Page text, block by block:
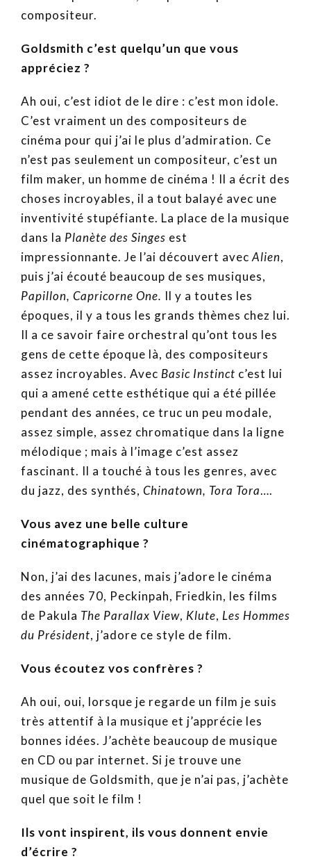
compositeur.
Goldsmith c’est quelqu’un que vous
appréciez ?
Ah oui, c’est idiot de le dire : c’est mon idole.
C’est vraiment un des compositeurs de
cinéma pour qui j’ai le plus d’admiration. Ce
n’est pas seulement un compositeur, c’est un
film maker, un homme de cinéma ! Il a écrit des
choses incroyables, il a tout balayé avec une
inventivité stupéfiante. La place de la musique
dans la Planète des Singes est
impressionnante. Je l’ai découvert avecAlien,
puis j’ai écouté beaucoup de ses musiques,
Papillon, Capricorne One. Il y a toutes les
époques, il y a tous les grands thèmes chez lui.
Il a ce savoir faire orchestral qu’ont tous les
gens de cette époque là, des compositeurs
assez incroyables. Avec Basic Instinct c’est lui
qui a amené cette esthétique qui a été pillée
pendant des années, ce truc un peu modale,
assez simple, assez chromatique dans la ligne
mélodique ; mais à l’image c’est assez
fascinant. Il a touché à tous les genres, avec
du jazz, des synthés, Chinatown, Tora Tora….
Vous avez une belle culture
cinématographique ?
Non, j’ai des lacunes, mais j’adore le cinéma
des années 70, Peckinpah, Friedkin, les films
de Pakula The Parallax View, Klute, Les Hommes
du Président, j’adore ce style de film.
Vous écoutez vos confrères ?
Ah oui, oui, lorsque je regarde un film je suis
très attentif à la musique et j’apprécie les
bonnes idées. J’achète beaucoup de musique
en CD ou par internet. Si je trouve une
musique de Goldsmith, que je n’ai pas, j’achète
quel que soit le film !
Ils vont inspirent, ils vous donnent envie
d’écrire ?